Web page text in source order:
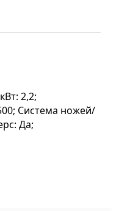
2,2;
Система ножей/
Да;